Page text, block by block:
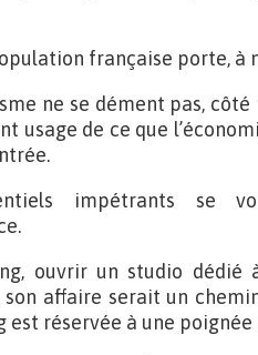
française porte, à
ne se dément pas,
usage de ce que
impétrants se
ouvrir un studio
affaire serait un
réservée à une poignée